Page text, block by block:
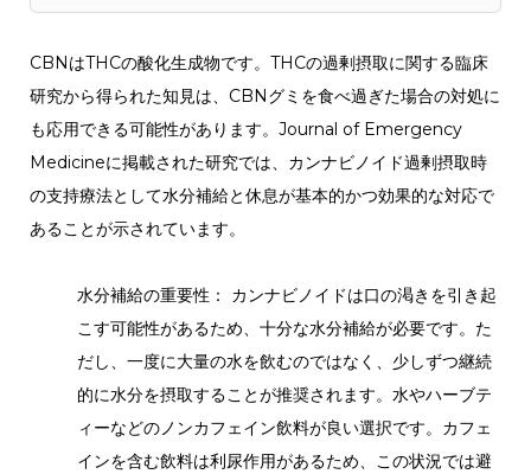
CBNはTHCの酸化生成物です。THCの過剰摂取に関する臨床
研究から得られた知見は、CBNグミを食べ過ぎた場合の対処に
も応用できる可能性があります。Journal of Emergency
Medicineに掲載された研究では、カンナビノイド過剰摂取時
の支持療法として水分補給と休息が基本的かつ効果的な対応で
あることが示されています。
水分補給の重要性： カンナビノイドは口の渇きを引き起
こす可能性があるため、十分な水分補給が必要です。た
だし、一度に大量の水を飲むのではなく、少しずつ継続
的に水分を摂取することが推奨されます。水やハーブテ
ィーなどのノンカフェイン飲料が良い選択です。カフェ
インを含む飲料は利尿作用があるため、この状況では避